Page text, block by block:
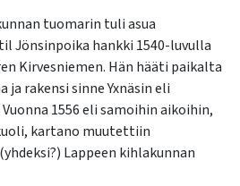
tuomarin tuli asua
Jönsinpoika hankki 1540-luvulla
Kirvesniemen. Hän hääti paikalta
rakensi sinne Yxnäsin eli
1556 eli samoihin aikoihin,
kartano muutettiin
Lappeen kihlakunnan